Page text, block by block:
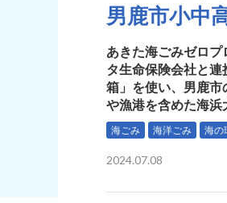
男鹿市小中
あきた海ごみゼロ
タ生命保険会社と
箱」を使い、男鹿
や漁港を含めた海浜
海ごみ 海洋ごみ 海の
2024.07.08